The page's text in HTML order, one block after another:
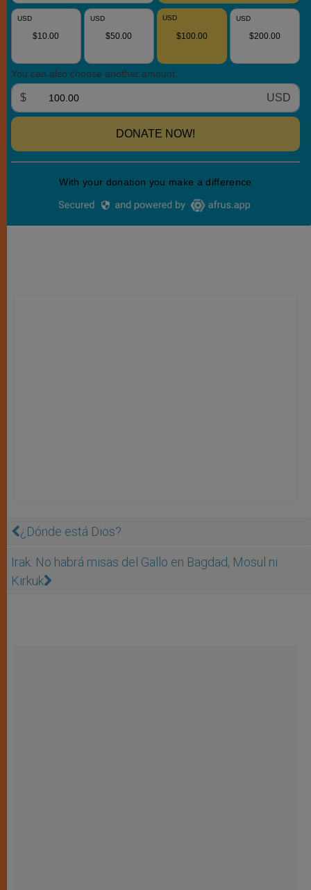
¿Dónde está Dios?
Irak: No habrá misas del Gallo en Bagdad, Mosul ni
Kirkuk